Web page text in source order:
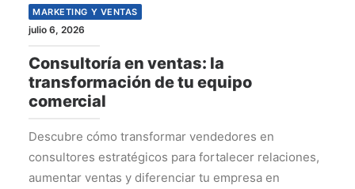
MARKETING Y VENTAS
julio 6, 2026
Consultoría en ventas: la
transformación de tu equipo
comercial
Descubre cómo transformar vendedores en
consultores estratégicos para fortalecer relaciones,
aumentar ventas y diferenciar tu empresa en